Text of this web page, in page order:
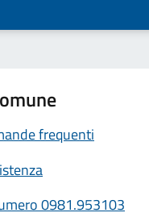
frequenti
0981.953103